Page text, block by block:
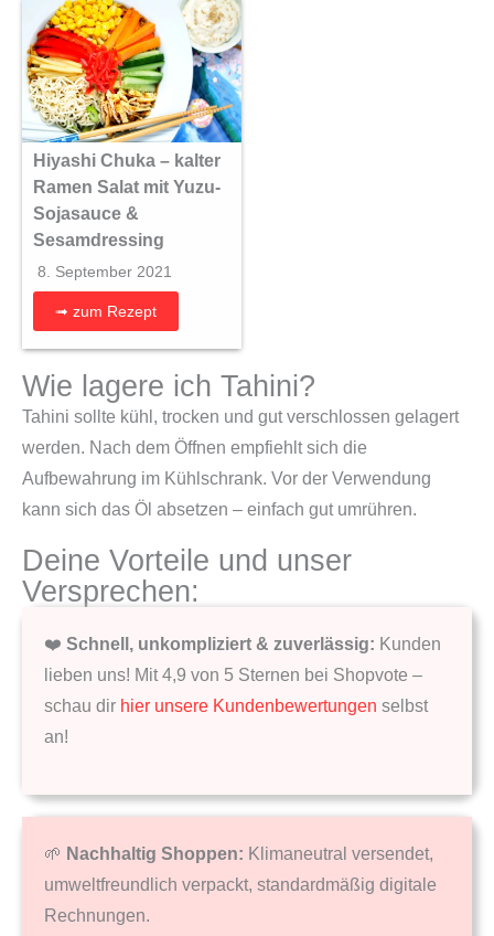
Hiyashi Chuka – kalter
Ramen Salat mit Yuzu-
Sojasauce &
Sesamdressing
8. September 2021
➟ zum Rezept
Wie lagere ich Tahini?
Tahini sollte kühl, trocken und gut verschlossen gelagert
werden. Nach dem Öffnen empfiehlt sich die
Aufbewahrung im Kühlschrank. Vor der Verwendung
kann sich das Öl absetzen – einfach gut umrühren.
Deine Vorteile und unser
Versprechen:
❤️ Schnell, unkompliziert & zuverlässig: Kunden
lieben uns! Mit 4,9 von 5 Sternen bei Shopvote –
schau dir hier unsere Kundenbewertungen selbst
an!
🌱 Nachhaltig Shoppen: Klimaneutral versendet,
umweltfreundlich verpackt, standardmäßig digitale
Rechnungen.